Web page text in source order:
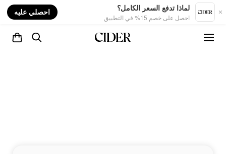
لماذا تدفع السعر الكامل؟
احصل على خصم 15% في التطبيق
احصلي عليه